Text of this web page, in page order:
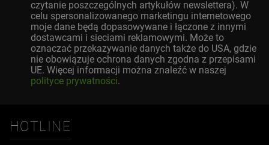
czytanie poszczególnych artykułów newslettera). W
celu spersonalizowanego marketingu internetowego
moje dane będą dopasowywane i łączone z innymi
dostawcami i sieciami reklamowymi. Może to
oznaczać przekazywanie danych także do USA, gdzie
nie obowiązuje ochrona danych zgodna z przepisami
UE. Więcej informacji można znaleźć w naszej
polityce prywatności.
HOTLINE